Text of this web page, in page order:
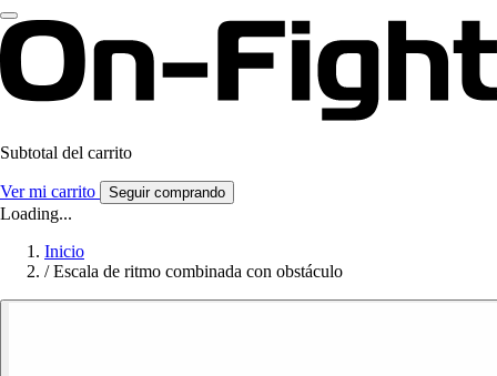
Subtotal del carrito
Ver mi carrito Seguir comprando
Loading...
Inicio
/ Escala de ritmo combinada con obstáculo